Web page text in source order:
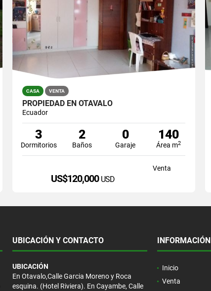
CASA VENTA
PROPIEDAD EN OTAVALO
Ecuador
3
Dormitorios
2
Baños
0
Garaje
140
Área m2
Venta
US$120,000 USD
UBICACIÓN Y CONTACTO
UBICACIÓN
En Otavalo,Calle Garcia Moreno y Roca
esquina. (Hotel Riviera). En Cayambe, Calle
INFORMACIÓN
Inicio
Venta